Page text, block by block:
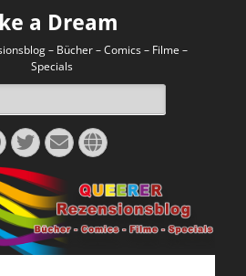
a Dream
– Bücher – Comics – Filme –
Specials
Twitter
E-
Mail
Website